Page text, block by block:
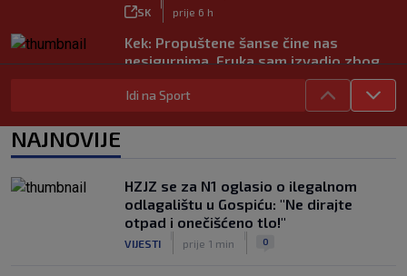
SK prije 6 h
Kek: Propuštene šanse čine nas
nesigurnima. Fruka sam izvadio zbog
ozljede, pripremamo se na život bez
njega
otvaranju Ramljakova turnira
SK prije 5 h
Trener Žalgirisa ne odustaje: ‘Vidi se
razlika u kvaliteti, ali pokušat ćemo
Idi na Sport
NAJNOVIJE
HZJZ se za N1 oglasio o ilegalnom
odlagalištu u Gospiću: "Ne dirajte
otpad i onečišćeno tlo!"
VIJESTI prije 1 min 0